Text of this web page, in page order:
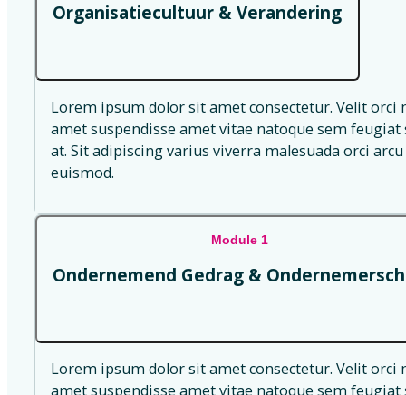
Organisatiecultuur & Verandering
Lorem ipsum dolor sit amet consectetur. Velit
amet suspendisse amet vitae natoque sem
at. Sit adipiscing varius viverra malesuada orci
euismod.
Module 1
Ondernemend Gedrag &
Lorem ipsum dolor sit amet consectetur. Velit
amet suspendisse amet vitae natoque sem